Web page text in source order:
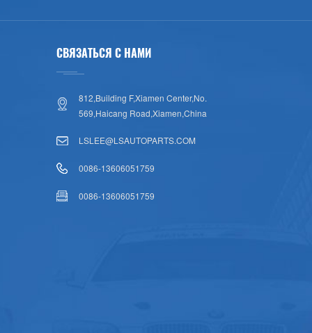
СВЯЗАТЬСЯ С НАМИ
812,Building F,Xiamen Center,No.
569,Haicang Road,Xiamen,China
LSLEE@LSAUTOPARTS.COM
0086-13606051759
0086-13606051759